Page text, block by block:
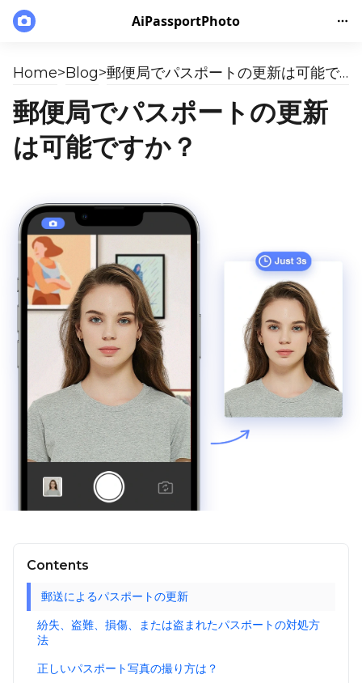
AiPassportPhoto
Home>Blog> 郵便局でパスポートの更新は可能ですか？
郵便局でパスポートの更新
は可能ですか？
Contents
郵送によるパスポートの更新
紛失、盗難、損傷、または盗まれたパスポートの対処方
法
正しいパスポート写真の撮り方は？